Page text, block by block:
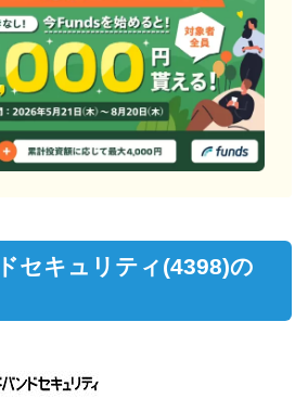
セキュリティ(4398)の